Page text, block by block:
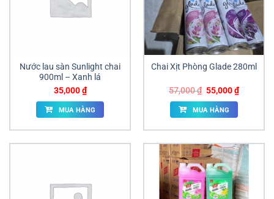
Nước lau sàn Sunlight chai
900ml – Xanh lá
35,000₫
MUA HÀNG
Chai Xịt Phòng Glade 280ml
57,000₫ Giá
gốc
là:
57,000 ₫.
55,000₫Giá
hiện
MUA HÀNG